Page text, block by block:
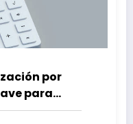
por
para